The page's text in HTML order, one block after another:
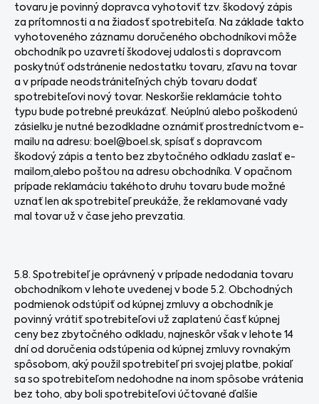
tovaru je povinný dopravca vyhotoviť tzv. škodový zápis
za prítomnosti a na žiadosť spotrebiteľa. Na základe takto
vyhotoveného záznamu doručeného obchodníkovi môže
obchodník po uzavretí škodovej udalosti s dopravcom
poskytnúť odstránenie nedostatku tovaru, zľavu na tovar
a v prípade neodstrániteľných chýb tovaru dodať
spotrebiteľovi nový tovar. Neskoršie reklamácie tohto
typu bude potrebné preukázať. Neúplnú alebo poškodenú
zásielku je nutné bezodkladne oznámiť prostredníctvom e-
mailu na adresu: boel@boel.sk, spísať s dopravcom
škodový zápis a tento bez zbytočného odkladu zaslať e-
mailom alebo poštou na adresu obchodníka. V opačnom
prípade reklamáciu takéhoto druhu tovaru bude možné
uznať len ak spotrebiteľ preukáže, že reklamované vady
mal tovar už v čase jeho prevzatia.
5.8. Spotrebiteľ je oprávnený v prípade nedodania tovaru
obchodníkom v lehote uvedenej v bode 5.2. Obchodných
podmienok odstúpiť od kúpnej zmluvy a obchodník je
povinný vrátiť spotrebiteľovi už zaplatenú časť kúpnej
ceny bez zbytočného odkladu, najneskôr však v lehote 14
dní od doručenia odstúpenia od kúpnej zmluvy rovnakým
spôsobom, aký použil spotrebiteľ pri svojej platbe, pokiaľ
sa so spotrebiteľom nedohodne na inom spôsobe vrátenia
bez toho, aby boli spotrebiteľovi účtované ďalšie